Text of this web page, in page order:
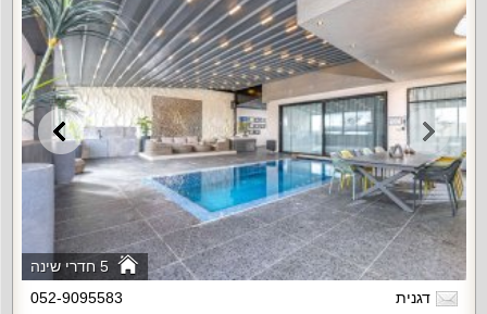
5 חדרי שינה
דגנית
052-9095583